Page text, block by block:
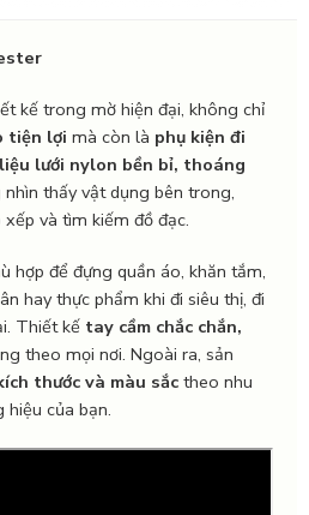
kế trong mờ hiện đại, không chỉ
tiện lợi mà còn là phụ kiện đi
lưới nylon bền bỉ, thoáng
thấy vật dụng bên trong,
và tìm kiếm đồ đạc.
hợp để đựng quần áo, khăn tắm,
hay thực phẩm khi đi siêu thị, đi
Thiết kế tay cầm chắc chắn,
theo mọi nơi. Ngoài ra, sản
thước và màu sắc theo nhu
hiệu của bạn.